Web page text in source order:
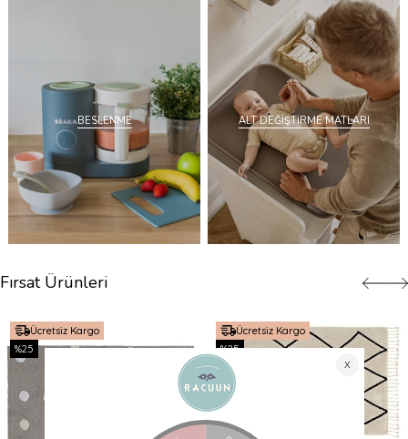
BESLENME ALT DEĞİŞTİRME MATLARI
Fırsat Ürünleri
Ücretsiz Kargo
%25
Ücretsiz Kargo
%25